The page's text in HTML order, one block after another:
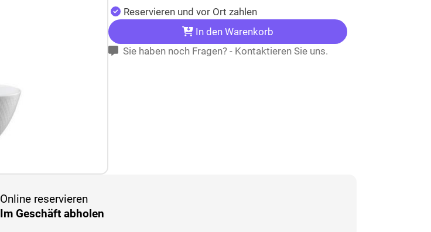
Reservieren und vor Ort zahlen
In den Warenkorb
Sie haben noch Fragen? - Kontaktieren Sie uns.
Online reservieren
Im Geschäft abholen